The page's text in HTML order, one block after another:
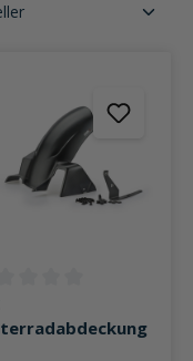
5 Sternen Bewertung